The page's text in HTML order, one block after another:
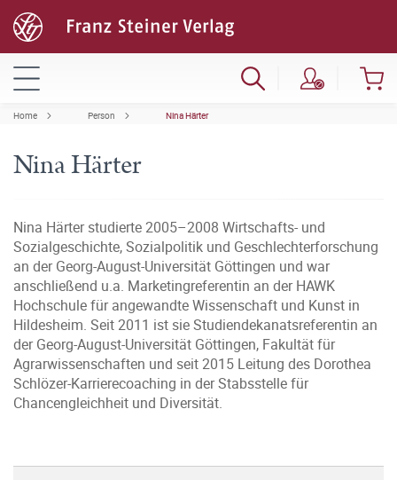
Home Person Nina Härter
Nina Härter
Nina Härter studierte 2005–2008 Wirtschafts- und
Sozialgeschichte, Sozialpolitik und Geschlechterforschung
an der Georg-August-Universität Göttingen und war
anschließend u.a. Marketingreferentin an der HAWK
Hochschule für angewandte Wissenschaft und Kunst in
Hildesheim. Seit 2011 ist sie Studiendekanatsreferentin an
der Georg-August-Universität Göttingen, Fakultät für
Agrarwissenschaften und seit 2015 Leitung des Dorothea
Schlözer-Karrierecoaching in der Stabsstelle für
Chancengleichheit und Diversität.